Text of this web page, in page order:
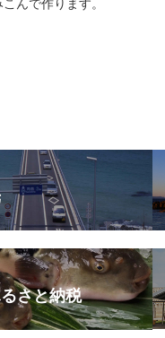
んで作ります。
さと納税